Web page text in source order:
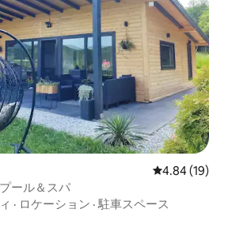
レビュー19
4.84 (19)
ール＆スパ
· ロケーション · 駐車スペース